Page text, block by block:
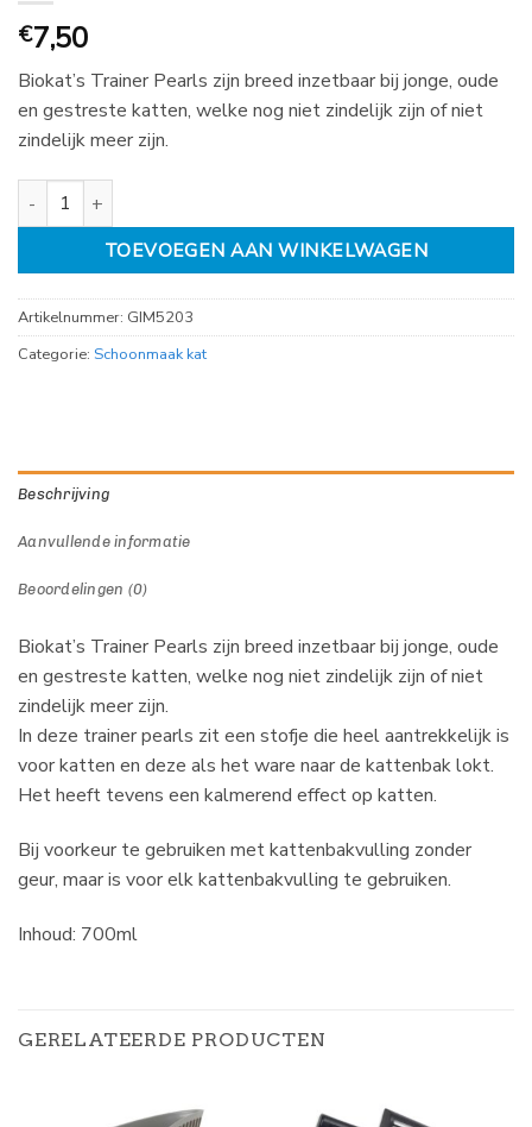
€7,50
Biokat’s Trainer Pearls zijn breed inzetbaar bij jonge, oude
en gestreste katten, welke nog niet zindelijk zijn of niet
zindelijk meer zijn.
Biokat's Trainer Pearls 700ml aantal
TOEVOEGEN AAN WINKELWAGEN
Artikelnummer: GIM5203
Categorie: Schoonmaak kat
Beschrijving
Aanvullende informatie
Beoordelingen (0)
Biokat’s Trainer Pearls zijn breed inzetbaar bij jonge, oude
en gestreste katten, welke nog niet zindelijk zijn of niet
zindelijk meer zijn.
In deze trainer pearls zit een stofje die heel aantrekkelijk is
voor katten en deze als het ware naar de kattenbak lokt.
Het heeft tevens een kalmerend effect op katten.
Bij voorkeur te gebruiken met kattenbakvulling zonder
geur, maar is voor elk kattenbakvulling te gebruiken.
Inhoud: 700ml
GERELATEERDE PRODUCTEN